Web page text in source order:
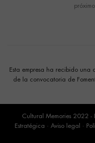
Esta empresa ha recibido
de la convocatoria de
Cultural Memories 2022 -
Estratégica · Aviso legal ·